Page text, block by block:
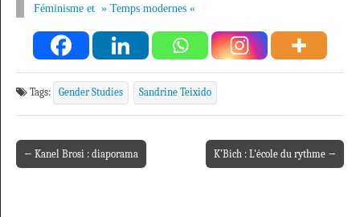
Féminisme et » Temps modernes «
Tags: Gender Studies Sandrine Teixido
Post navigation
← Kanel Brosi : diaporama K’Bich : L’école du rythme →